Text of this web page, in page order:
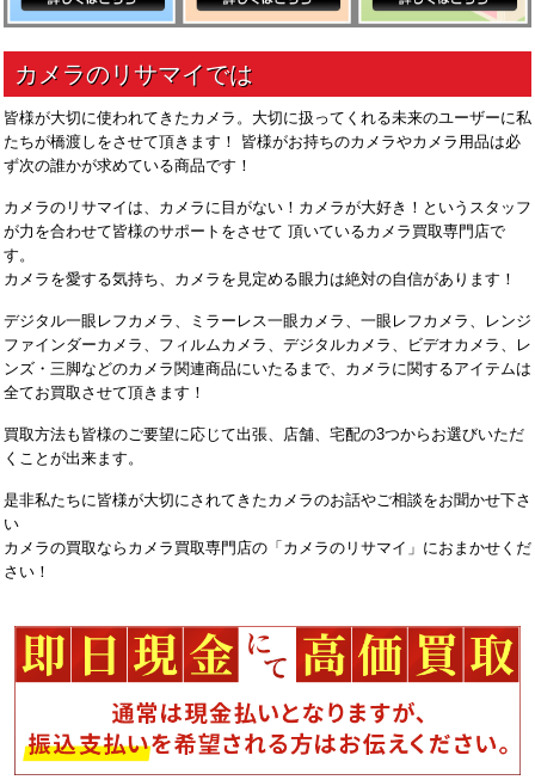
皆様が大切に使われてきたカメラ。大切に扱ってくれる未来のユーザーに私
たちが橋渡しをさせて頂きます！ 皆様がお持ちのカメラやカメラ用品は必
ず次の誰かが求めている商品です！
カメラのリサマイは、カメラに目がない！カメラが大好き！というスタッフ
が力を合わせて皆様のサポートをさせて 頂いているカメラ買取専門店で
す。
カメラを愛する気持ち、カメラを見定める眼力は絶対の自信があります！
デジタル一眼レフカメラ、ミラーレス一眼カメラ、一眼レフカメラ、レンジ
ファインダーカメラ、フィルムカメラ、デジタルカメラ、ビデオカメラ、レ
ンズ・三脚などのカメラ関連商品にいたるまで、カメラに関するアイテムは
全てお買取させて頂きます！
買取方法も皆様のご要望に応じて出張、店舗、宅配の3つからお選びいただ
くことが出来ます。
是非私たちに皆様が大切にされてきたカメラのお話やご相談をお聞かせ下さ
い
カメラの買取ならカメラ買取専門店の「カメラのリサマイ」におまかせくだ
さい！